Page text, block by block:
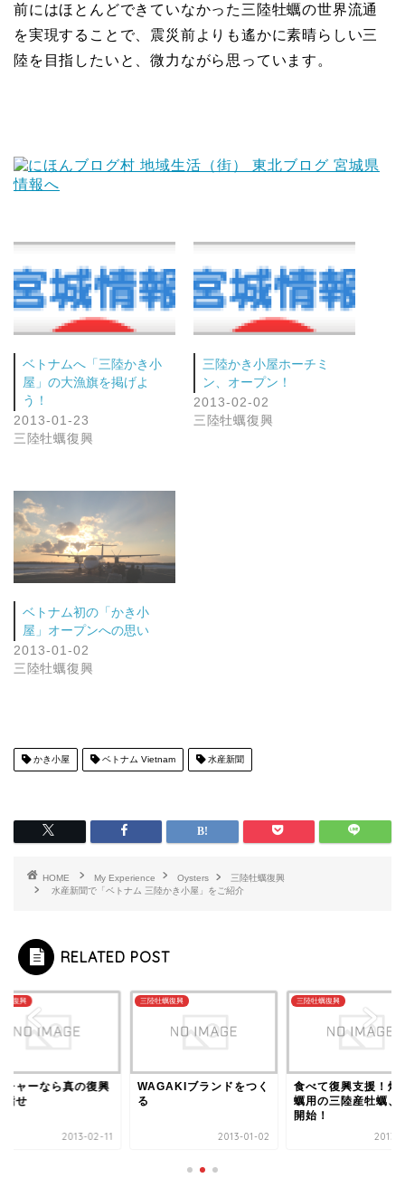
前にはほとんどできていなかった三陸牡蠣の世界流通
を実現することで、震災前よりも遙かに素晴らしい三
陸を目指したいと、微力ながら思っています。
ベトナムへ「三陸かき小
屋」の大漁旗を掲げよ
う！
2013-01-23
三陸牡蠣復興
三陸かき小屋ホーチミ
ン、オープン！
2013-02-02
三陸牡蠣復興
ベトナム初の「かき小
屋」オープンへの思い
2013-01-02
三陸牡蠣復興
かき小屋 ベトナム Vietnam 水産新聞
HOME My Experience Oysters
三陸牡蠣復興
水産新聞で「ベトナム 三陸かき小屋」をご紹介
RELATED POST
蠣復興
チャーなら真の復興
指せ
2013-02-11
三陸牡蠣復興
WAGAKIブランドをつく
る
2013-01-02
三陸牡蠣復興
食べて復興支援！焼
蠣用の三陸産牡蠣、
開始！
2013-